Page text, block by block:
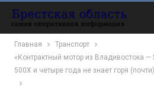
Главная
Транспорт
«Контрактный мотор из Владивостока —
500X и четыре года не знает горя (почти)